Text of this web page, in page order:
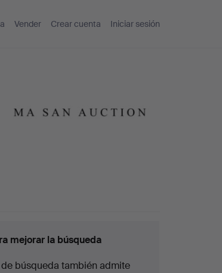
Vender Crear cuenta Iniciar sesión
mejorar la búsqueda
búsqueda también admite